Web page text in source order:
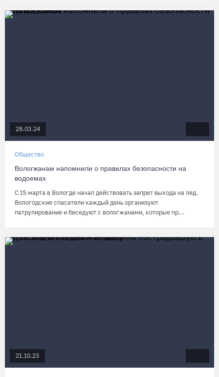
28.03.24
Общество
Вологжанам напомнили о правилах безопасности на
водоемах
С 15 марта в Вологде начал действовать запрет выхода на лед.
Вологодские спасатели каждый день организуют
патрулирование и беседуют с вологжанами, которые пр...
21.10.23